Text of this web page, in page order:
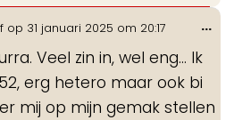
op 31 januari 2025 om 20:17
Veel zin in, wel eng… Ik
erg hetero maar ook bi
mij op mijn gemak stellen
...